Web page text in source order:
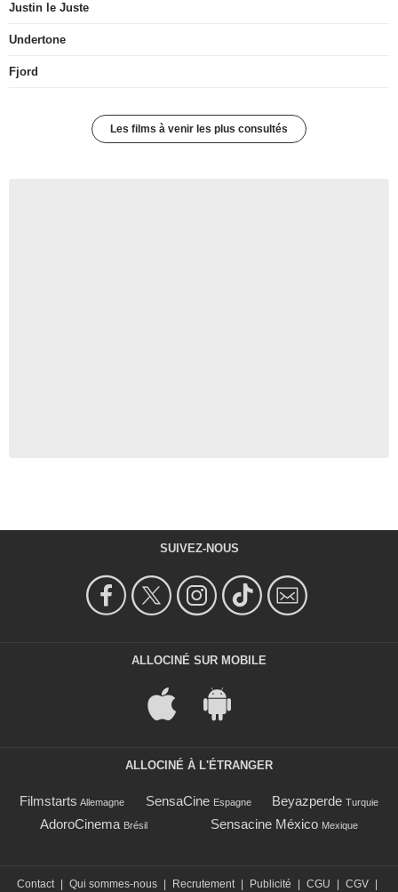
Justin le Juste
Undertone
Fjord
Les films à venir les plus consultés
SUIVEZ-NOUS
ALLOCINÉ SUR MOBILE
ALLOCINÉ À L'ÉTRANGER
Filmstarts Allemagne SensaCine Espagne Beyazperde Turquie
AdoroCinema Brésil Sensacine México Mexique
Contact Qui sommes-nous Recrutement Publicité CGU CGV